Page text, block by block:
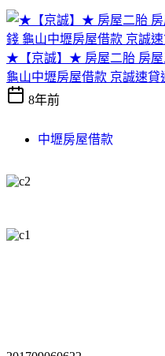
★【京誠】★ 房屋二胎 房屋
龜山中壢房屋借款 京誠速貸
8年前
中壢房屋借款